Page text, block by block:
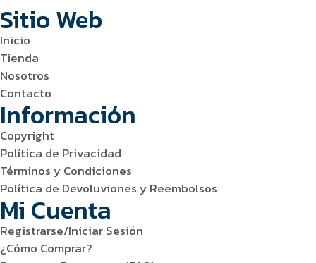
Sitio Web
Inicio
Tienda
Nosotros
Contacto
Información
Copyright
Política de Privacidad
Términos y Condiciones
Política de Devoluviones y Reembolsos
Mi Cuenta
Registrarse/Iniciar Sesión
¿Cómo Comprar?